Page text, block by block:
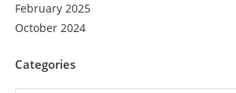
February 2025
October 2024
Categories